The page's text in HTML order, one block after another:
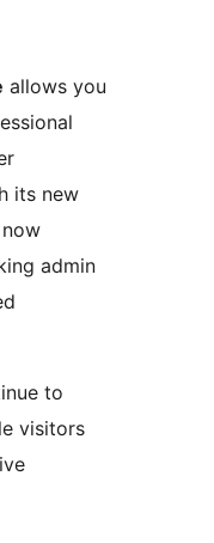
allows you
its new
admin
to
visitors